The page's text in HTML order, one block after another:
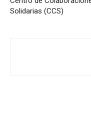
Solidarias (CCS)